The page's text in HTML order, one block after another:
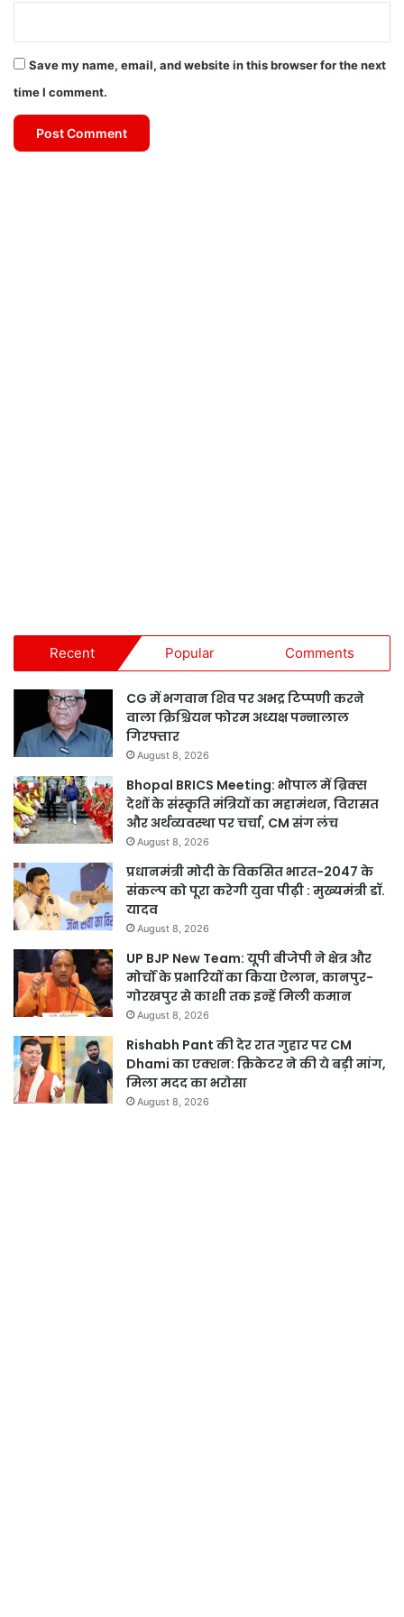
Save my name, email, and website in this browser for the next
time I comment.
Recent Popular Comments
CG में भगवान शिव पर अभद्र टिप्पणी करने
वाला क्रिश्चियन फोरम अध्यक्ष पन्नालाल
गिरफ्तार
August 8, 2026
Bhopal BRICS Meeting: भोपाल में ब्रिक्स
देशों के संस्कृति मंत्रियों का महामंथन, विरासत
और अर्थव्यवस्था पर चर्चा, CM संग लंच
August 8, 2026
प्रधानमंत्री मोदी के विकसित भारत-2047 के
संकल्प को पूरा करेगी युवा पीढ़ी : मुख्यमंत्री डॉ.
यादव
August 8, 2026
UP BJP New Team: यूपी बीजेपी ने क्षेत्र और
मोर्चों के प्रभारियों का किया ऐलान, कानपुर-
गोरखपुर से काशी तक इन्हें मिली कमान
August 8, 2026
Rishabh Pant की देर रात गुहार पर CM
Dhami का एक्शन: क्रिकेटर ने की ये बड़ी मांग,
मिला मदद का भरोसा
August 8, 2026